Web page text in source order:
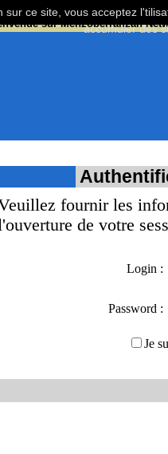
sur Menzoberranzan
fournir les
de votre
Login :
Password :
Je
sur ce site, vous acceptez
accumuler des